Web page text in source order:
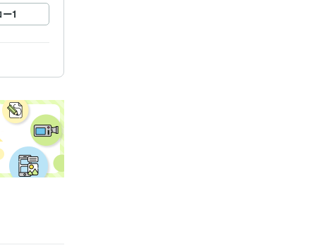
ー1